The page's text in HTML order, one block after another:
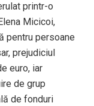
printr-o
Micicoi,
pentru persoane
prejudiciul
euro, iar
de grup
de fonduri